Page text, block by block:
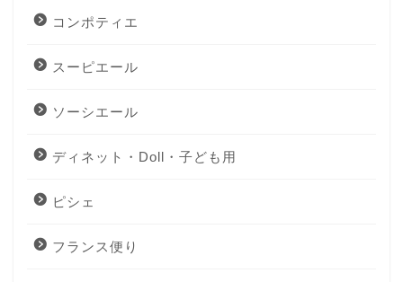
コンポティエ
スーピエール
ソーシエール
ディネット・Doll・子ども用
ピシェ
フランス便り